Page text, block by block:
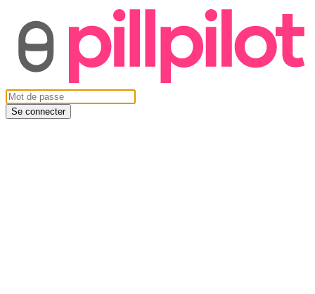
Se connecter